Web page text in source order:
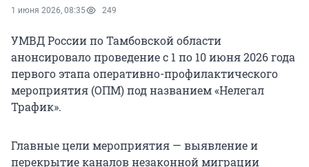
1 июня 2026, 08:35 249
УМВД России по Тамбовской области
анонсировало проведение с 1 по 10 июня 2026 года
первого этапа оперативно-профилактического
мероприятия (ОПМ) под названием «Нелегал
Трафик».
Главные цели мероприятия — выявление и
перекрытие каналов незаконной миграции